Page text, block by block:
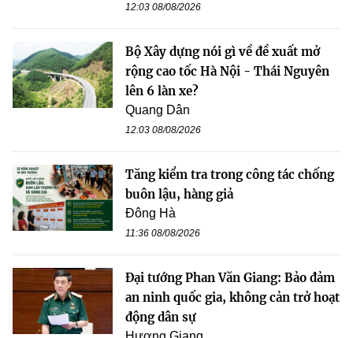
12:03 08/08/2026
Bộ Xây dựng nói gì về đề xuất mở
rộng cao tốc Hà Nội - Thái Nguyên
lên 6 làn xe?
Quang Dân
12:03 08/08/2026
Tăng kiểm tra trong công tác chống
buôn lậu, hàng giả
Đông Hà
11:36 08/08/2026
Đại tướng Phan Văn Giang: Bảo đảm
an ninh quốc gia, không cản trở hoạt
động dân sự